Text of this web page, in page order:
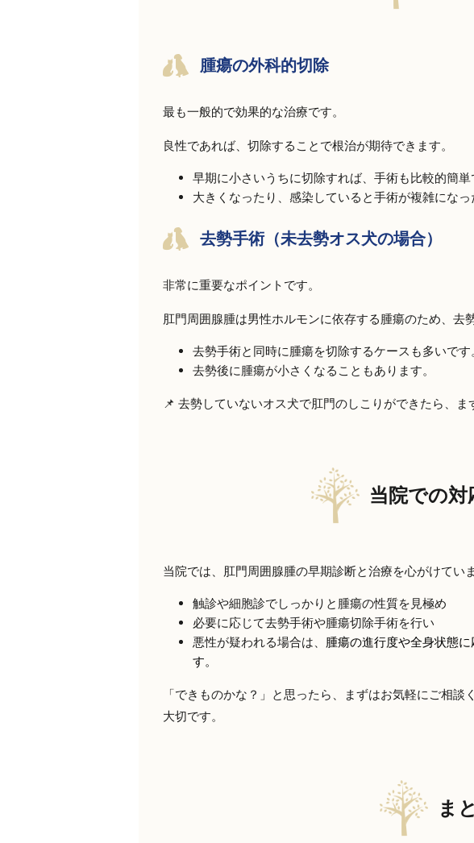
腫瘍の外科的切除
最も一般的で効果的な治療です。
良性であれば、切除することで根治が期待できます。
早期に小さいうちに切除すれば、手術も比較的簡単
大きくなったり、感染していると手術が複雑になっ
去勢手術（未去勢オス犬の場合）
非常に重要なポイントです。
肛門周囲腺腫は男性ホルモンに依存する腫瘍のため、去
去勢手術と同時に腫瘍を切除するケースも多いです
去勢後に腫瘍が小さくなることもあります。
📌 去勢していないオス犬で肛門のしこりができたら、ま
当院での対
当院では、肛門周囲腺腫の早期診断と治療を心がけていま
触診や細胞診でしっかりと腫瘍の性質を見極め
必要に応じて去勢手術や腫瘍切除手術を行い
悪性が疑われる場合は、 腫瘍の進行度や全身状態
す。
「できものかな？」と思ったら、まずはお気軽にご相
大切です。
ま